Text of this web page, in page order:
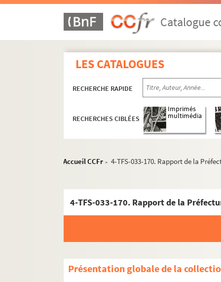
Catalogue
LES CATALOGUES
RECHERCHE RAPIDE
RECHERCHES CIBLÉES
Imprimés
multimédia
Accueil CCFr > 4-TFS-033-170. Rapport de la
4-TFS-033-170. Rapport de la
Présentation globale de la
1er arrondissement
2e arrondissement